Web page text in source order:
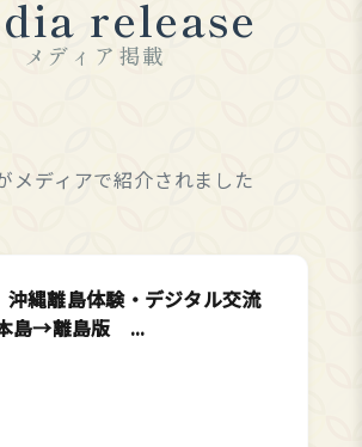
release
メディア掲載
メディアで紹介されました
縄離島体験・デジタル交流
島→離島版 ...